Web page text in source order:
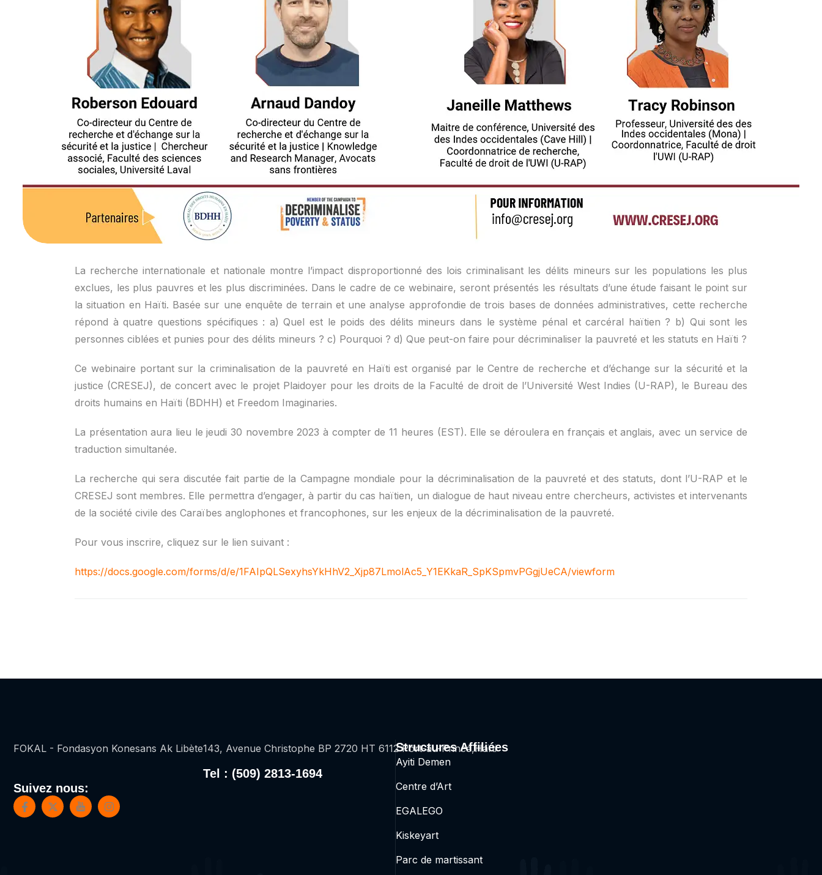
La recherche internationale et nationale montre l’impact disproportionné des lois criminalisant les délits mineurs sur les populations les plus
exclues, les plus pauvres et les plus discriminées. Dans le cadre de ce webinaire, seront présentés les résultats d’une étude faisant le point sur
la situation en Haïti. Basée sur une enquête de terrain et une analyse approfondie de trois bases de données administratives, cette recherche
répond à quatre questions spécifiques : a) Quel est le poids des délits mineurs dans le système pénal et carcéral haïtien ? b) Qui sont les
personnes ciblées et punies pour des délits mineurs ? c) Pourquoi ? d) Que peut-on faire pour décriminaliser la pauvreté et les statuts en Haïti ?
Ce webinaire portant sur la criminalisation de la pauvreté en Haïti est organisé par le Centre de recherche et d’échange sur la sécurité et la
justice (CRESEJ), de concert avec le projet Plaidoyer pour les droits de la Faculté de droit de l’Université West Indies (U-RAP), le Bureau des
droits humains en Haïti (BDHH) et Freedom Imaginaries.
La présentation aura lieu le jeudi 30 novembre 2023 à compter de 11 heures (EST). Elle se déroulera en français et anglais, avec un service de
traduction simultanée.
La recherche qui sera discutée fait partie de la Campagne mondiale pour la décriminalisation de la pauvreté et des statuts, dont l’U-RAP et le
CRESEJ sont membres. Elle permettra d’engager, à partir du cas haïtien, un dialogue de haut niveau entre chercheurs, activistes et intervenants
de la société civile des Caraïbes anglophones et francophones, sur les enjeux de la décriminalisation de la pauvreté.
Pour vous inscrire, cliquez sur le lien suivant :
https://docs.google.com/forms/d/e/1FAIpQLSexyhsYkHhV2_Xjp87LmolAc5_Y1EKkaR_SpKSpmvPGgjUeCA/viewform
FOKAL - Fondasyon Konesans Ak Libète143, Avenue Christophe BP 2720 HT 6112 Port-au-Prince,Haïti
Tel : (509) 2813-1694
Suivez nous:
Structures Affiliées
Ayiti Demen
Centre d’Art
EGALEGO
Kiskeyart
Parc de martissant